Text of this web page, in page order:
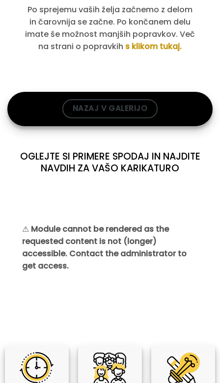
Po sprejemu vaših želja začnemo z delom
in čarovnija se začne. Po končanem delu
imate še možnost manjših popravkov. Več
na strani o popravkih s klikom tukaj.
NAZAJ V GALERIJO
OGLEJTE SI PRIMERE SPODAJ IN NAJDITE
NAVDIH ZA VAŠO KARIKATURO
⚠ Module cannot be rendered as the
requested content is not (longer)
accessible. Contact the administrator to
get access.